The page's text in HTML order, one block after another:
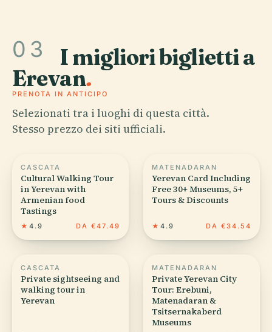
03 I migliori biglietti a
Erevan.
PRENOTA IN ANTICIPO
Selezionati tra i luoghi di questa città.
Stesso prezzo dei siti ufficiali.
CASCATA
Cultural Walking Tour
in Yerevan with
Armenian food
Tastings
★ 4.9 DA €47.49
MATENADARAN
Yerevan Card Including
Free 30+ Museums, 5+
Tours & Discounts
★ 4.9 DA €34.54
CASCATA
Private sightseeing and
walking tour in
Yerevan
MATENADARAN
Private Yerevan City
Tour: Erebuni,
Matenadaran &
Tsitsernakaberd
Museums